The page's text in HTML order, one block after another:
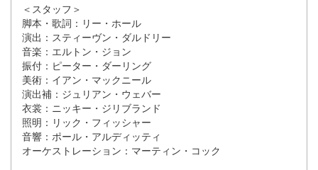
＜スタッフ＞
脚本・歌詞：リー・ホール
演出：スティーヴン・ダルドリー
音楽：エルトン・ジョン
振付：ピーター・ダーリング
美術：イアン・マックニール
演出補：ジュリアン・ウェバー
衣裳：ニッキー・ジリブランド
照明：リック・フィッシャー
音響：ポール・アルディッティ
オーケストレーション：マーティン・コック